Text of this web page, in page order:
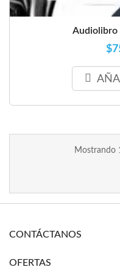
Audiolibro
Mostrando
CONTÁCTANOS
OFERTAS